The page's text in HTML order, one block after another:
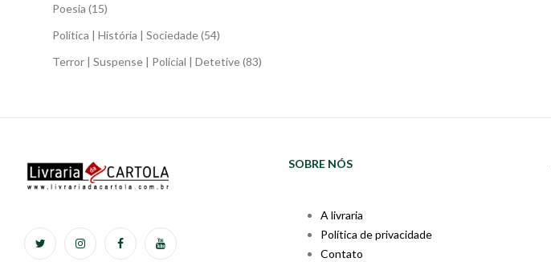
Poesia (15)
Política | História | Sociedade(54)
Terror | Suspense | Policial | Detetive(83)
SOBRE NÓS
A livraria
Política de privacidade
Contato